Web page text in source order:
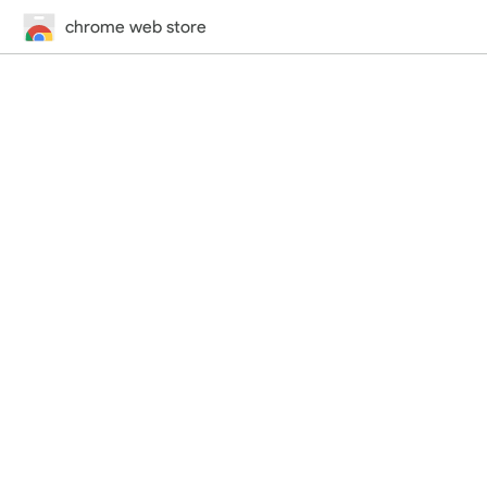
chrome web store